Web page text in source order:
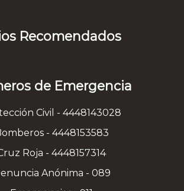
Recomendados
de Emergencia
Civil - 4448143028
- 4448153583
Roja - 4448157314
Anónima - 089